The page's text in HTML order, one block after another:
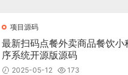
项目源码
最新扫码点餐外卖商品餐饮小
序系统开源版源码
2025-05-12 173